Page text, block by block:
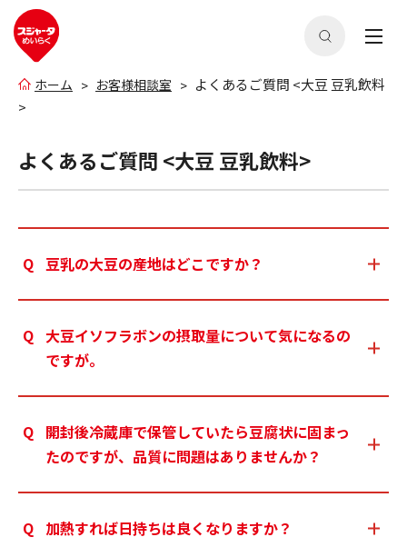
ホーム お客様相談室
よくあるご質問 <大豆 豆乳飲料
>
よくあるご質問 <大豆 豆乳飲料>
豆乳の大豆の産地はどこですか？
大豆イソフラボンの摂取量について気になるの
ですが。
開封後冷蔵庫で保管していたら豆腐状に固まっ
たのですが、品質に問題はありませんか？
加熱すれば日持ちは良くなりますか？